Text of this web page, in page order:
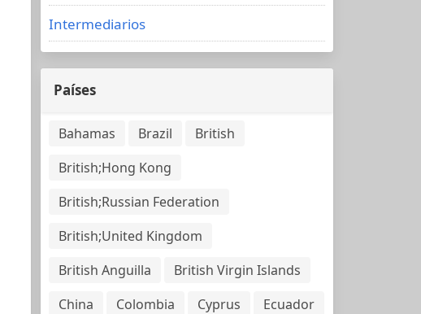
Intermediarios
Países
Bahamas Brazil
British
British;Hong Kong
British;Russian Federation
British;United Kingdom
British Anguilla
British Virgin Islands
China
Colombia Cyprus
Ecuador